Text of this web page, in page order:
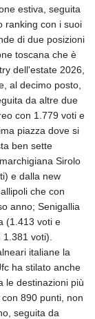
estiva, seguita
ranking con i suoi
di due posizioni
toscana che è
dell'estate 2026,
al decimo posto,
da altre due
con 1.779 voti e
piazza dove si
ben sette
Sirolo
e dalla new
che con
anno; Senigallia
(1.413 voti e
voti).
italiane la
ha stilato anche
le destinazioni più
890 punti, non
seguita da